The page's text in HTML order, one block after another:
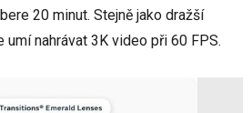
20 minut. Stejně jako dražší
umí nahrávat 3K video při 60 FPS.